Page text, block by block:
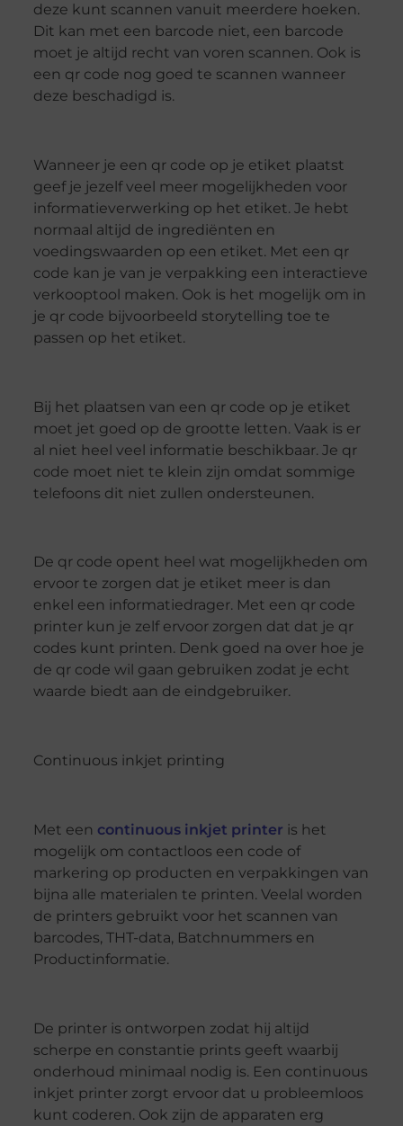
deze kunt scannen vanuit meerdere hoeken.
Dit kan met een barcode niet, een barcode
moet je altijd recht van voren scannen. Ook is
een qr code nog goed te scannen wanneer
deze beschadigd is.
Wanneer je een qr code op je etiket plaatst
geef je jezelf veel meer mogelijkheden voor
informatieverwerking op het etiket. Je hebt
normaal altijd de ingrediënten en
voedingswaarden op een etiket. Met een qr
code kan je van je verpakking een interactieve
verkooptool maken. Ook is het mogelijk om in
je qr code bijvoorbeeld storytelling toe te
passen op het etiket.
Bij het plaatsen van een qr code op je etiket
moet jet goed op de grootte letten. Vaak is er
al niet heel veel informatie beschikbaar. Je qr
code moet niet te klein zijn omdat sommige
telefoons dit niet zullen ondersteunen.
De qr code opent heel wat mogelijkheden om
ervoor te zorgen dat je etiket meer is dan
enkel een informatiedrager. Met een qr code
printer kun je zelf ervoor zorgen dat dat je qr
codes kunt printen. Denk goed na over hoe je
de qr code wil gaan gebruiken zodat je echt
waarde biedt aan de eindgebruiker.
Continuous inkjet printing
Met een continuous inkjet printer is het
mogelijk om contactloos een code of
markering op producten en verpakkingen van
bijna alle materialen te printen. Veelal worden
de printers gebruikt voor het scannen van
barcodes, THT-data, Batchnummers en
Productinformatie.
De printer is ontworpen zodat hij altijd
scherpe en constantie prints geeft waarbij
onderhoud minimaal nodig is. Een continuous
inkjet printer zorgt ervoor dat u probleemloos
kunt coderen. Ook zijn de apparaten erg